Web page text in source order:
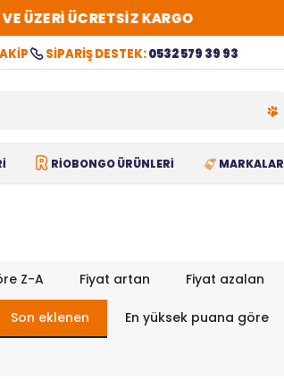
ÜZERİ ÜCRETSİZ KARGO
SİPARİŞ DESTEK:0532 579 39 93
RİOBONGO ÜRÜNLERİ MARKALAR
Z-A Fiyat artan Fiyat azalan
Son eklenen En yüksek puana göre